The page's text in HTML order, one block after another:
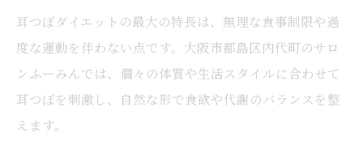
耳つぼダイエットの最大の特長は、無理な食事制限や過
度な運動を伴わない点です。大阪市都島区内代町のサロ
ンふーみんでは、個々の体質や生活スタイルに合わせて
耳つぼを刺激し、自然な形で食欲や代謝のバランスを整
えます。